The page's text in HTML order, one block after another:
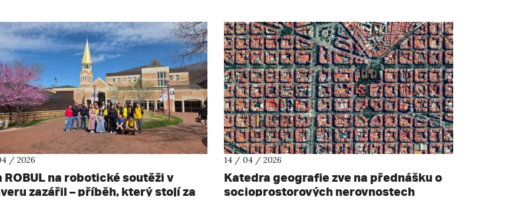
/ 2026
ROBUL na robotické soutěži v
zazářil – příběh, který stojí za
14 / 04 / 2026
Katedra geografie zve na přednášku o
socioprostorových nerovnostech